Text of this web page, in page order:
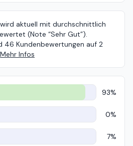
aktuell mit durchschnittlich
(Note “Sehr Gut”).
46 Kundenbewertungen auf 2
Mehr Infos
93%
0%
7%